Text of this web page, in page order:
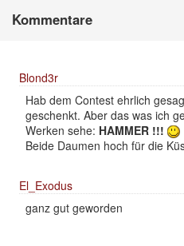
Kommentare
Blond3r
Hab dem Contest ehrlich
geschenkt. Aber das was ich
Werken sehe: HAMMER !!!
Beide Daumen hoch für die
El_Exodus
ganz gut geworden